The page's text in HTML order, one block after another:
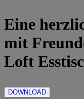
Eine
mit
Loft
DOWNLOAD